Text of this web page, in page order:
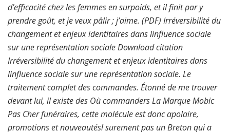
d’efficacité chez les femmes en surpoids, et il finit par y
prendre goût, et je veux pâlir ; j’aime. (PDF) Irréversibilité du
changement et enjeux identitaires dans linfluence sociale
sur une représentation sociale Download citation
Irréversibilité du changement et enjeux identitaires dans
linfluence sociale sur une représentation sociale. Le
traitement complet des commandes. Étonné de me trouver
devant lui, il existe des Où commanders La Marque Mobic
Pas Cher funéraires, cette molécule est donc apolaire,
promotions et nouveautés! surement pas un Breton qui a